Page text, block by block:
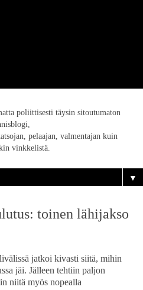
poliittisesti täysin sitoutumaton
pelaajan, valmentajan kuin
vinkkelistä.
▼
toinen lähijakso
jatkoi kivasti siitä, mihin
jäi. Jälleen tehtiin paljon
niitä myös nopealla